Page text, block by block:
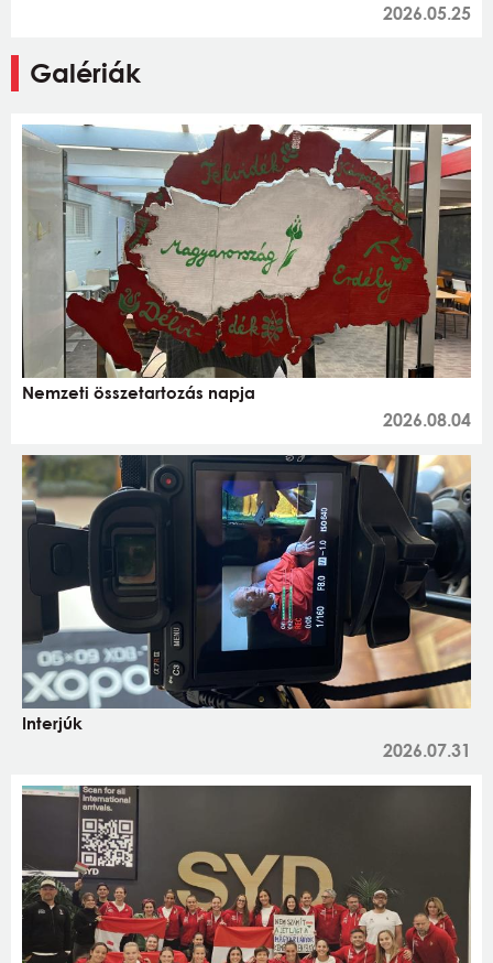
2026.05.25
Galériák
Nemzeti összetartozás napja
2026.08.04
Interjúk
2026.07.31